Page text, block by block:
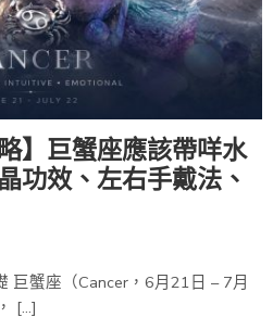
】巨蟹座應該帶咩水
功效、左右手戴法、
巨蟹座（Cancer，6月21日 – 7月
[…]